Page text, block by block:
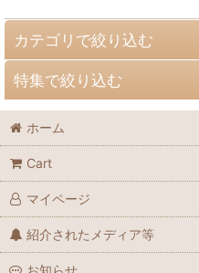
カテゴリで絞り込む
ねこマロ
Marshmallow INU
キャラクター
コラボレーション
特集で絞り込む
ギフト
新商品
ECONECO
ホーム
Cart
マイページ
紹介されたメディア等
お知らせ